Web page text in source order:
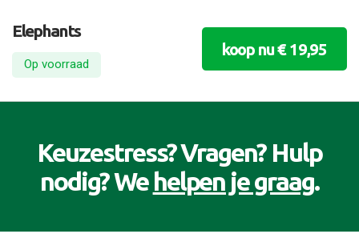
Elephants
Op voorraad
koop nu € 19,95
Keuzestress? Vragen? Hulp
nodig? Wehelpen je graag.